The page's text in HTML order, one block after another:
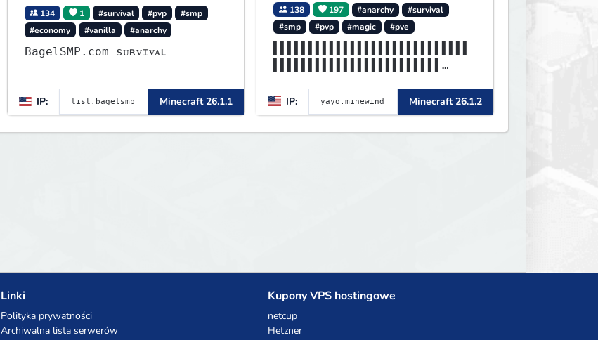
134 1 #survival #pvp
#smp
#economy
#vanilla #anarchy
BagelSMP.com ѕᴜʀᴠɪᴠᴀʟ
IP: Minecraft 26.1.1
138 197 #anarchy
#survival
#smp
#pvp #magic #pve
▌▌▌▌▌▌▌▌▌▌▌▌▌▌▌▌▌▌▌▌▌▌▌▌
▌▌▌▌▌MINEWIND▌▌▌▌▌▌▌▌▌▌▌
IP: Minecraft 26.1.2
Linki
Polityka prywatności
Archiwalna lista serwerów
Kupony VPS hostingowe
netcup
Hetzner